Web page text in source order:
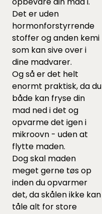
Det er uden
hormonforstyrrende
stoffer og anden kemi
som kan sive over i
dine madvarer.
Og så er det helt
enormt praktisk, da du
både kan fryse din
mad ned i det og
opvarme det igen i
mikroovn - uden at
flytte maden.
Dog skal maden
meget gerne tøs op
inden du opvarmer
det, da skålen ikke kan
tåle alt for store